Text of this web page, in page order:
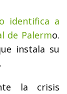
identifica a
de Palermo.
instala su
la crisis